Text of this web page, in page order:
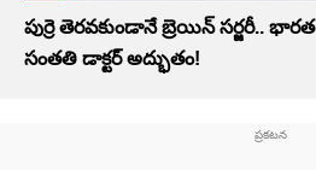
పుర్రె తెరవకుండానే బ్రెయిన్ సర్జరీ.. భారత
సంతతి డాక్టర్ అద్భుతం!